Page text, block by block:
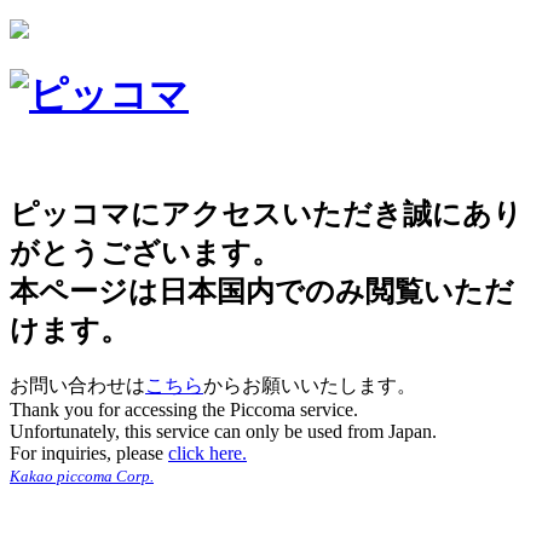
ピッコマにアクセスいただき誠にあり
がとうございます。
本ページは日本国内でのみ閲覧いただ
けます。
お問い合わせはこちらからお願いいたします。
Thank you for accessing the Piccoma service.
Unfortunately, this service can only be used from Japan.
For inquiries, please click here.
Kakao piccoma Corp.